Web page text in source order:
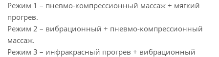
Режим 1 – пневмо-компрессионный массаж + мягкий
прогрев.
Режим 2 – вибрационный + пневмо-компрессионный
массаж.
Режим 3 – инфракрасный прогрев + вибрационный